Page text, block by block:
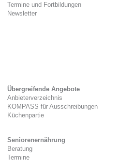
Termine und Fortbildungen
Newsletter
Übergreifende Angebote
Anbieterverzeichnis
KOMPASS für Ausschreibungen
Küchenpartie
Seniorenernährung
Beratung
Termine